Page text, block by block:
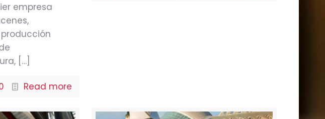
empresa
[…]
Read more